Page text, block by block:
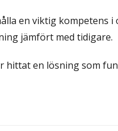
en viktig kompetens
jämfört med tidigare.
hittat en lösning som